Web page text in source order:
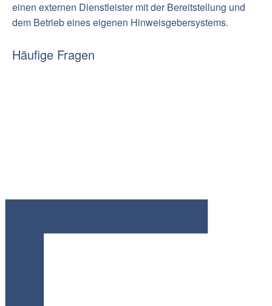
einen externen Dienstleister mit der Bereitstellung und
dem Betrieb eines eigenen Hinweisgebersystems.
Häufige Fragen